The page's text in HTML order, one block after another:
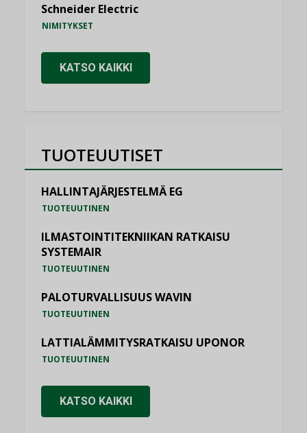
Schneider Electric
NIMITYKSET
KATSO KAIKKI
TUOTEUUTISET
HALLINTAJÄRJESTELMÄ EG
TUOTEUUTINEN
ILMASTOINTITEKNIIKAN RATKAISU
SYSTEMAIR
TUOTEUUTINEN
PALOTURVALLISUUS WAVIN
TUOTEUUTINEN
LATTIALÄMMITYSRATKAISU UPONOR
TUOTEUUTINEN
KATSO KAIKKI